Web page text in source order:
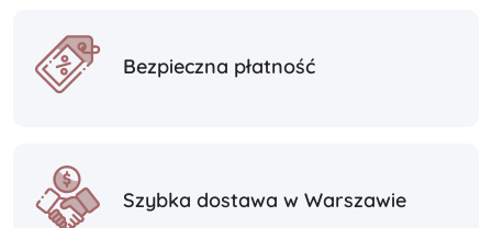
Bezpieczna płatność
Szybka dostawa w Warszawie